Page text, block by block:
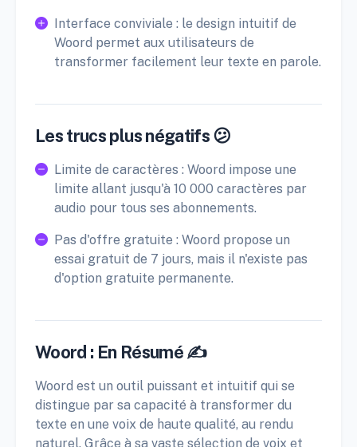
Interface conviviale : le design intuitif de
Woord permet aux utilisateurs de
transformer facilement leur texte en parole.
Les trucs plus négatifs 😕
Limite de caractères : Woord impose une
limite allant jusqu'à 10 000 caractères par
audio pour tous ses abonnements.
Pas d'offre gratuite : Woord propose un
essai gratuit de 7 jours, mais il n'existe pas
d'option gratuite permanente.
Woord : En Résumé ✍️
Woord est un outil puissant et intuitif qui se
distingue par sa capacité à transformer du
texte en une voix de haute qualité, au rendu
naturel. Grâce à sa vaste sélection de voix et